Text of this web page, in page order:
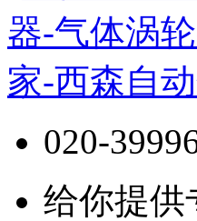
020-
给你提供